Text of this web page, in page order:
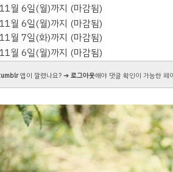
월 6일(월)까지 (마감됨)
월 6일(월)까지 (마감됨)
월 7일(화)까지 (마감됨)
월 6일(월)까지 (마감됨)
앱이 깔렸나요? ➔로그아웃해야 댓글 확인이 가능한 페